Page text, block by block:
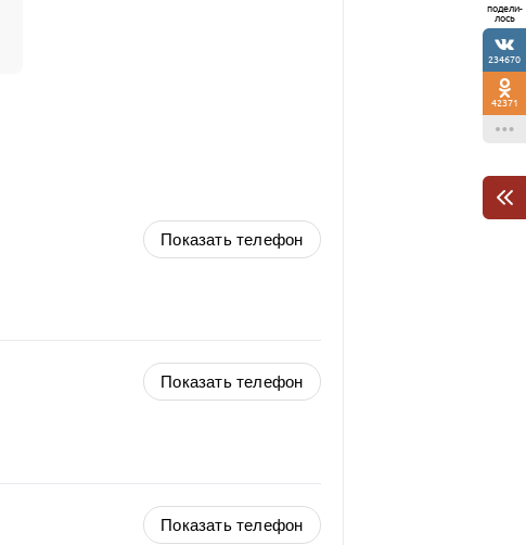
Показать телефон
Показать телефон
Показать телефон
подели-
лось
234670
42371